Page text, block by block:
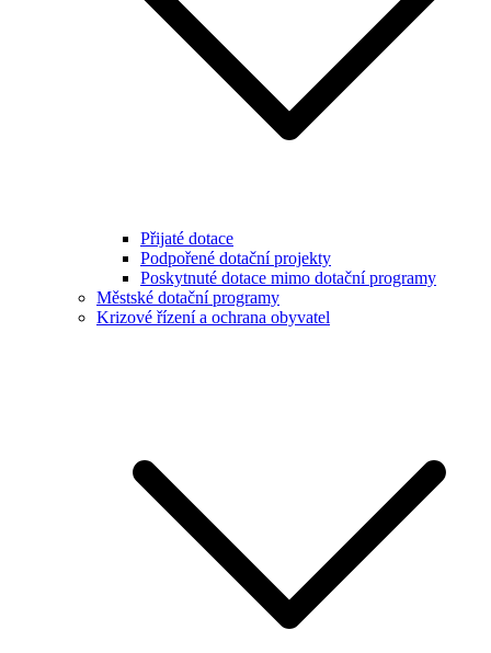
Přijaté dotace
Podpořené dotační projekty
Poskytnuté dotace mimo dotační programy
Městské dotační programy
Krizové řízení a ochrana obyvatel